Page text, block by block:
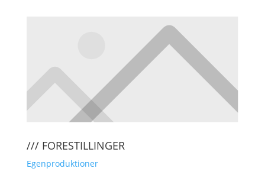
/// FORESTILLINGER
Egenproduktioner